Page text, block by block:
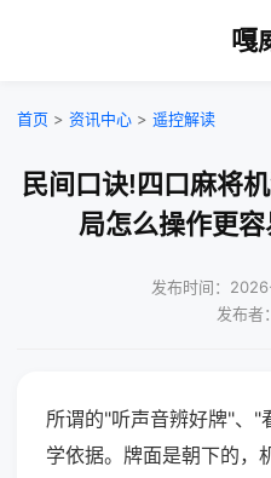
嘎
首页 > 资讯中心 > 遥控解读
民间口诀!四口麻将
局怎么操作更
发布时间：
发布者
所谓的"听声音辨好牌"、"
学依据。牌面是朝下的，